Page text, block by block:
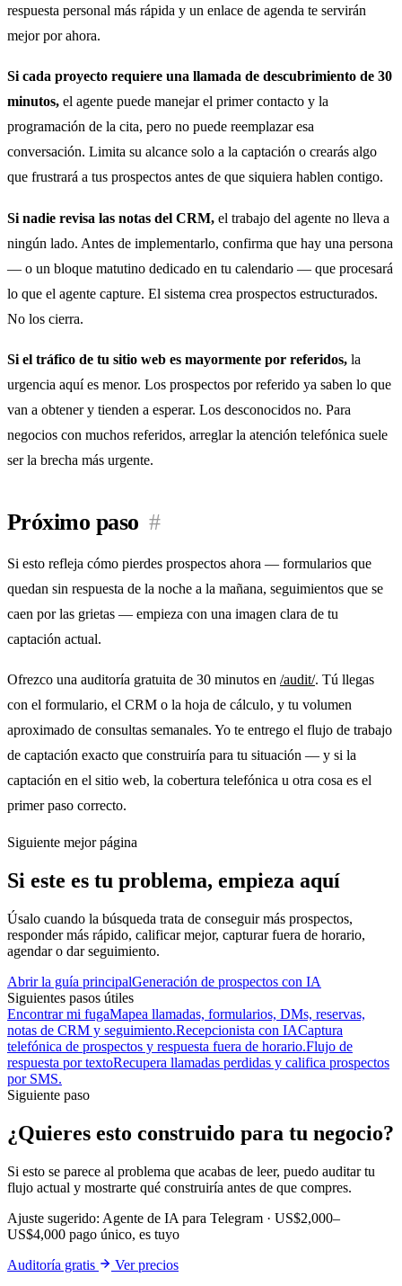
respuesta personal más rápida y un enlace de agenda te servirán
mejor por ahora.
Si cada proyecto requiere una llamada de descubrimiento de 30
minutos, el agente puede manejar el primer contacto y la
programación de la cita, pero no puede reemplazar esa
conversación. Limita su alcance solo a la captación o crearás algo
que frustrará a tus prospectos antes de que siquiera hablen contigo.
Si nadie revisa las notas del CRM, el trabajo del agente no lleva a
ningún lado. Antes de implementarlo, confirma que hay una persona
— o un bloque matutino dedicado en tu calendario — que procesará
lo que el agente capture. El sistema crea prospectos estructurados.
No los cierra.
Si el tráfico de tu sitio web es mayormente por referidos, la
urgencia aquí es menor. Los prospectos por referido ya saben lo que
van a obtener y tienden a esperar. Los desconocidos no. Para
negocios con muchos referidos, arreglar la atención telefónica suele
ser la brecha más urgente.
Próximo paso #
Si esto refleja cómo pierdes prospectos ahora — formularios que
quedan sin respuesta de la noche a la mañana, seguimientos que se
caen por las grietas — empieza con una imagen clara de tu
captación actual.
Ofrezco una auditoría gratuita de 30 minutos en /audit/. Tú llegas
con el formulario, el CRM o la hoja de cálculo, y tu volumen
aproximado de consultas semanales. Yo te entrego el flujo de trabajo
de captación exacto que construiría para tu situación — y si la
captación en el sitio web, la cobertura telefónica u otra cosa es el
primer paso correcto.
Siguiente mejor página
Si este es tu problema, empieza aquí
Úsalo cuando la búsqueda trata de conseguir más prospectos,
responder más rápido, calificar mejor, capturar fuera de horario,
agendar o dar seguimiento.
Abrir la guía principalGeneración de prospectos con IA
Siguientes pasos útiles
Encontrar mi fugaMapea llamadas, formularios, DMs, reservas,
notas de CRM y seguimiento.Recepcionista con IACaptura
telefónica de prospectos y respuesta fuera de horario.Flujo de
respuesta por textoRecupera llamadas perdidas y califica prospectos
por SMS.
Siguiente paso
¿Quieres esto construido para tu negocio?
Si esto se parece al problema que acabas de leer, puedo auditar tu
flujo actual y mostrarte qué construiría antes de que compres.
Ajuste sugerido: Agente de IA para Telegram · US$2,000–
US$4,000 pago único, es tuyo
Auditoría gratis
Ver precios